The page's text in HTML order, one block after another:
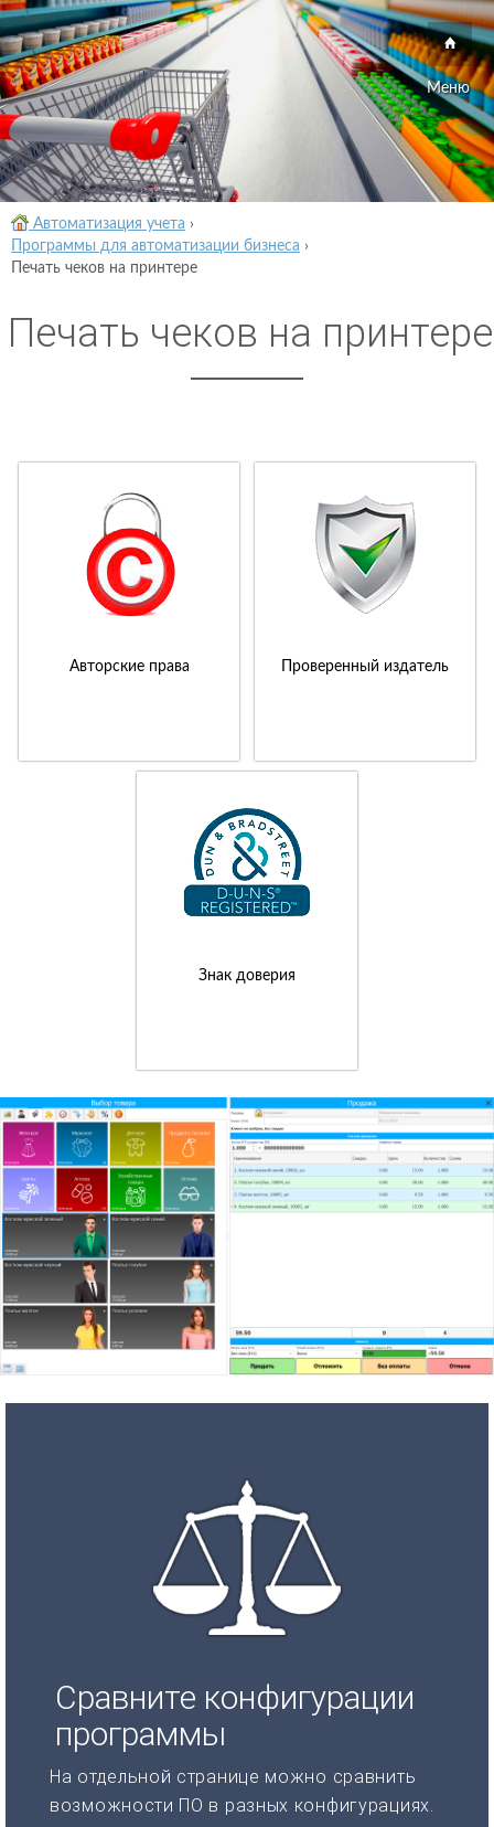
Меню
Автоматизация учета ›
Программы для автоматизации бизнеса ›
Печать чеков на принтере
Печать чеков на принтере
Авторские права Проверенный издатель
Знак доверия
Сравните конфигурации
программы
На отдельной странице можно сравнить
возможности ПО в разных конфигурациях.